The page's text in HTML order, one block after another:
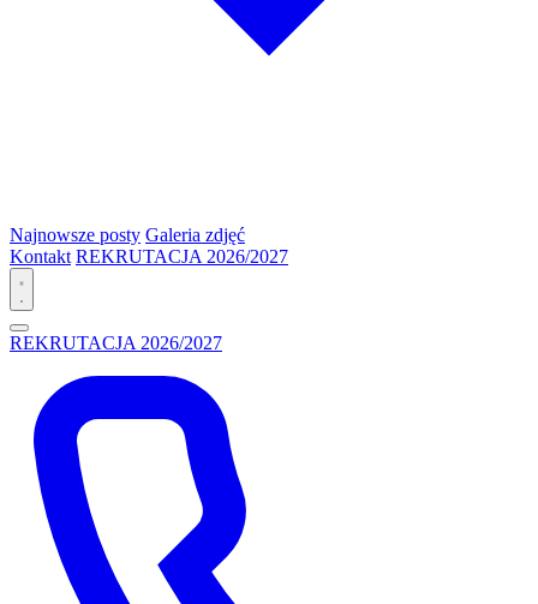
Najnowsze posty Galeria zdjęć
Kontakt REKRUTACJA 2026/2027
REKRUTACJA 2026/2027